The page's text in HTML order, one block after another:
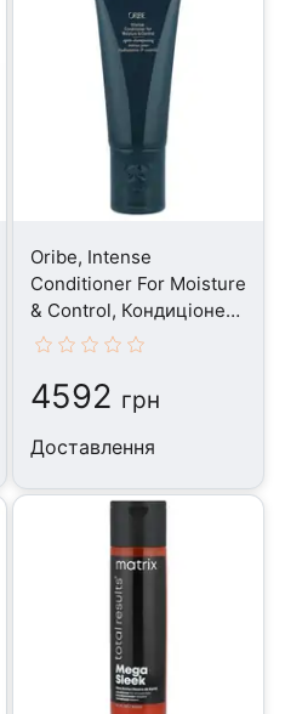
Oribe, Intense
Conditioner For Moisture
& Control, Кондиціонер,
200 мл
4592 грн
Доставлення